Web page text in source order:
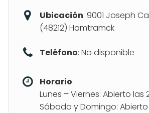
Ubicación: 9001 Joseph
(48212) Hamtramck
Teléfono: No disponible
Horario:
Lunes – Viernes: Abierto las
Sábado y Domingo: